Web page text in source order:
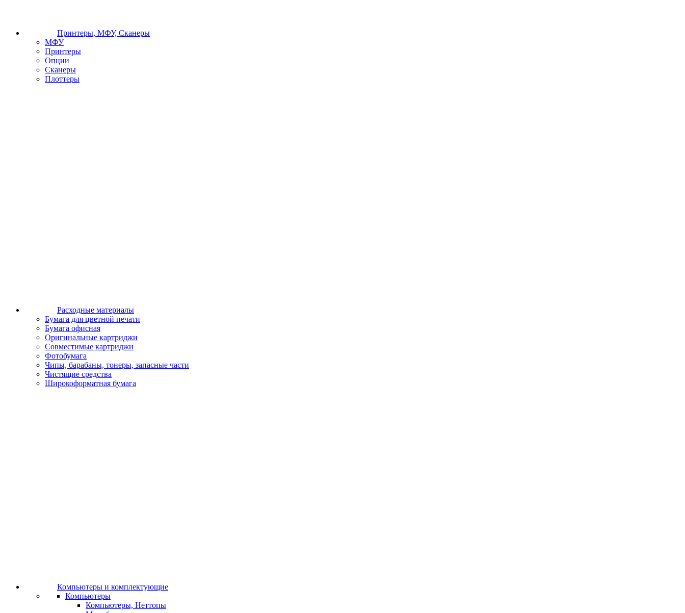
Принтеры, МФУ, Сканеры
МФУ
Принтеры
Опции
Сканеры
Плоттеры
Расходные материалы
Бумага для цветной печати
Бумага офисная
Оригинальные картриджи
Совместимые картриджи
Фотобумага
Чипы, барабаны, тонеры, запасные части
Чистящие средства
Широкоформатная бумага
Компьютеры и комплектующие
Компьютеры
Компьютеры, Неттопы